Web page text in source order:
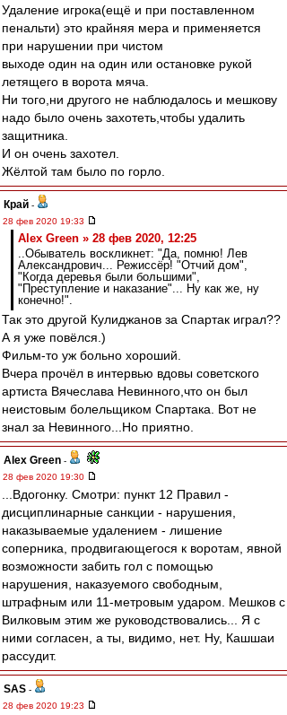
Удаление игрока(ещё и при поставленном
пенальти) это крайняя мера и применяется
при нарушении при чистом
выходе один на один или остановке рукой
летящего в ворота мяча.
Ни того,ни другого не наблюдалось и мешкову
надо было очень захотеть,чтобы удалить
защитника.
И он очень захотел.
Жёлтой там было по горло.
Край -
28 фев 2020 19:33
Alex Green » 28 фев 2020, 12:25
..Обыватель воскликнет: "Да, помню! Лев
Александрович... Режиссёр! "Отчий дом",
"Когда деревья были большими",
"Преступление и наказание"... Ну как же, ну
конечно!".
Так это другой Кулиджанов за Спартак играл??
А я уже повёлся.)
Фильм-то уж больно хороший.
Вчера прочёл в интервью вдовы советского
артиста Вячеслава Невинного,что он был
неистовым болельщиком Спартака. Вот не
знал за Невинного...Но приятно.
Alex Green -
28 фев 2020 19:30
...Вдогонку. Смотри: пункт 12 Правил -
дисциплинарные санкции - нарушения,
наказываемые удалением - лишение
соперника, продвигающегося к воротам, явной
возможности забить гол с помощью
нарушения, наказуемого свободным,
штрафным или 11-метровым ударом. Мешков с
Вилковым этим же руководствовались... Я с
ними согласен, а ты, видимо, нет. Ну, Кашшаи
рассудит.
SAS -
28 фев 2020 19:23